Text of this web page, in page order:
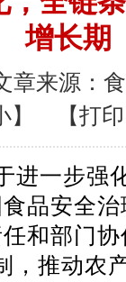
增长期
来源：
】
【打
进一步强
品安全
和部门
，推动农